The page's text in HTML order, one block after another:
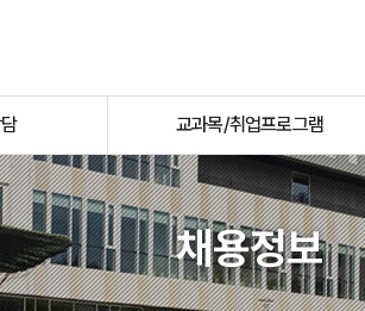
교과목/취업프로그램
채용정보